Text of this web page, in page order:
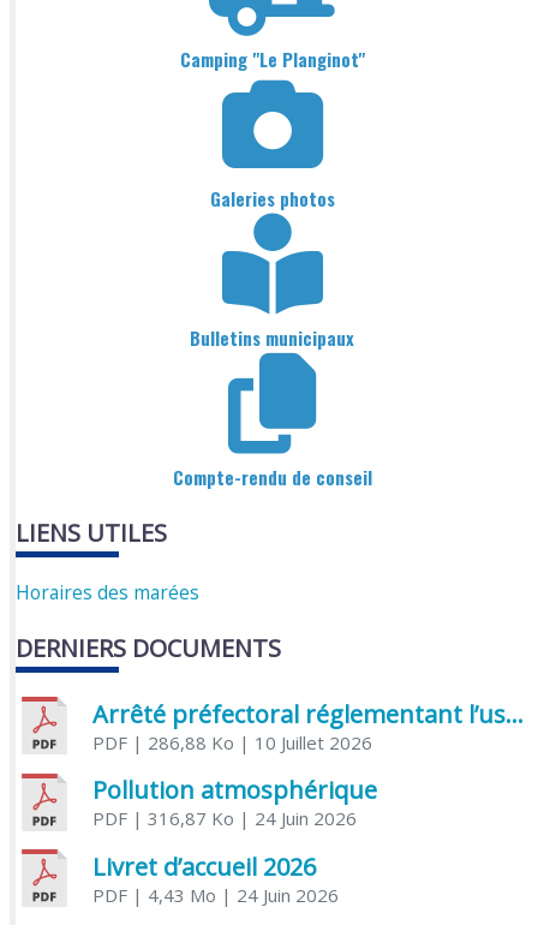
Camping "Le Planginot"
Galeries photos
Bulletins municipaux
Compte-rendu de conseil
LIENS UTILES
Horaires des marées
DERNIERS DOCUMENTS
Arrêté préfectoral réglementant l’usage de l’eau
PDF| 286,88 Ko | 10 Juillet 2026
Pollution atmosphérique
PDF| 316,87 Ko | 24 Juin 2026
Livret d’accueil 2026
PDF| 4,43 Mo | 24 Juin 2026